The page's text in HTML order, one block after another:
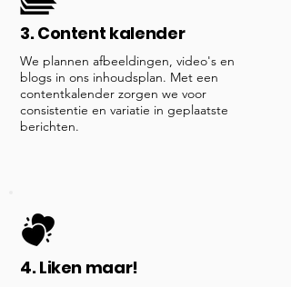
3. Content kalender
We plannen afbeeldingen, video's en
blogs in ons inhoudsplan. Met een
contentkalender zorgen we voor
consistentie en variatie in geplaatste
berichten.
4. Liken maar!